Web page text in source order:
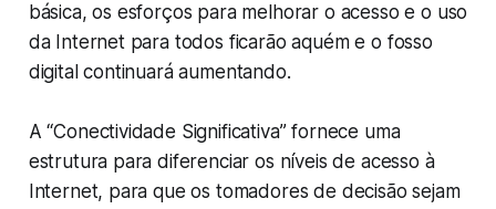
básica, os esforços para melhorar o acesso e o uso
da Internet para todos ficarão aquém e o fosso
digital continuará aumentando.
A “Conectividade Significativa” fornece uma
estrutura para diferenciar os níveis de acesso à
Internet, para que os tomadores de decisão sejam